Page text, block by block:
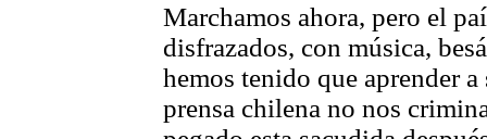
Marchamos ahora, pero el
disfrazados, con música,
hemos tenido que aprender
prensa chilena no nos